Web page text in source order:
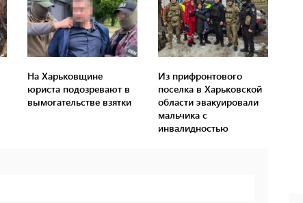
На Харьковщине
юриста подозревают в
вымогательстве взятки
Из прифронтового
поселка в Харьковской
области эвакуировали
мальчика с
инвалидностью